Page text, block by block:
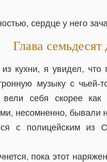
сердце у него
Глава семьдесят
кухни, я увидел, что
музыку с чьей-
себя скорее
несомненно, бывали
с полицейским из
пока этот